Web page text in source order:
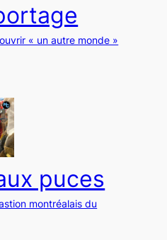
« un autre monde »
puces
montréalais du